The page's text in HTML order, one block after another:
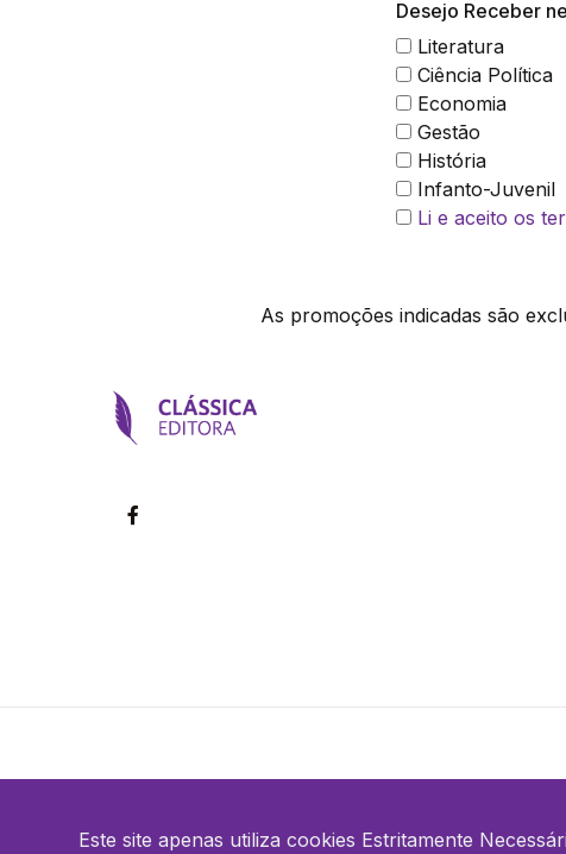
Este site apenas utiliza cookies Estritamente
Desejo Receber
Literatura
Ciência Política
Economia
Gestão
História
Infanto-Juvenil
Li e aceito os
As promoções indicadas são